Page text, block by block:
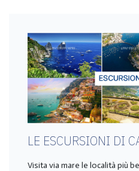
LE ESCURSIONI DI
Visita via mare le località più